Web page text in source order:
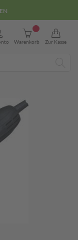
Warenkorb
0
Zur Kasse